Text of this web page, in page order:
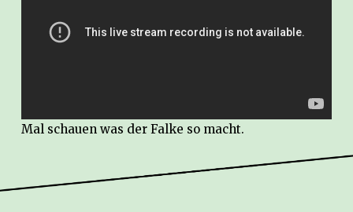
Mal schauen was der Falke so macht.